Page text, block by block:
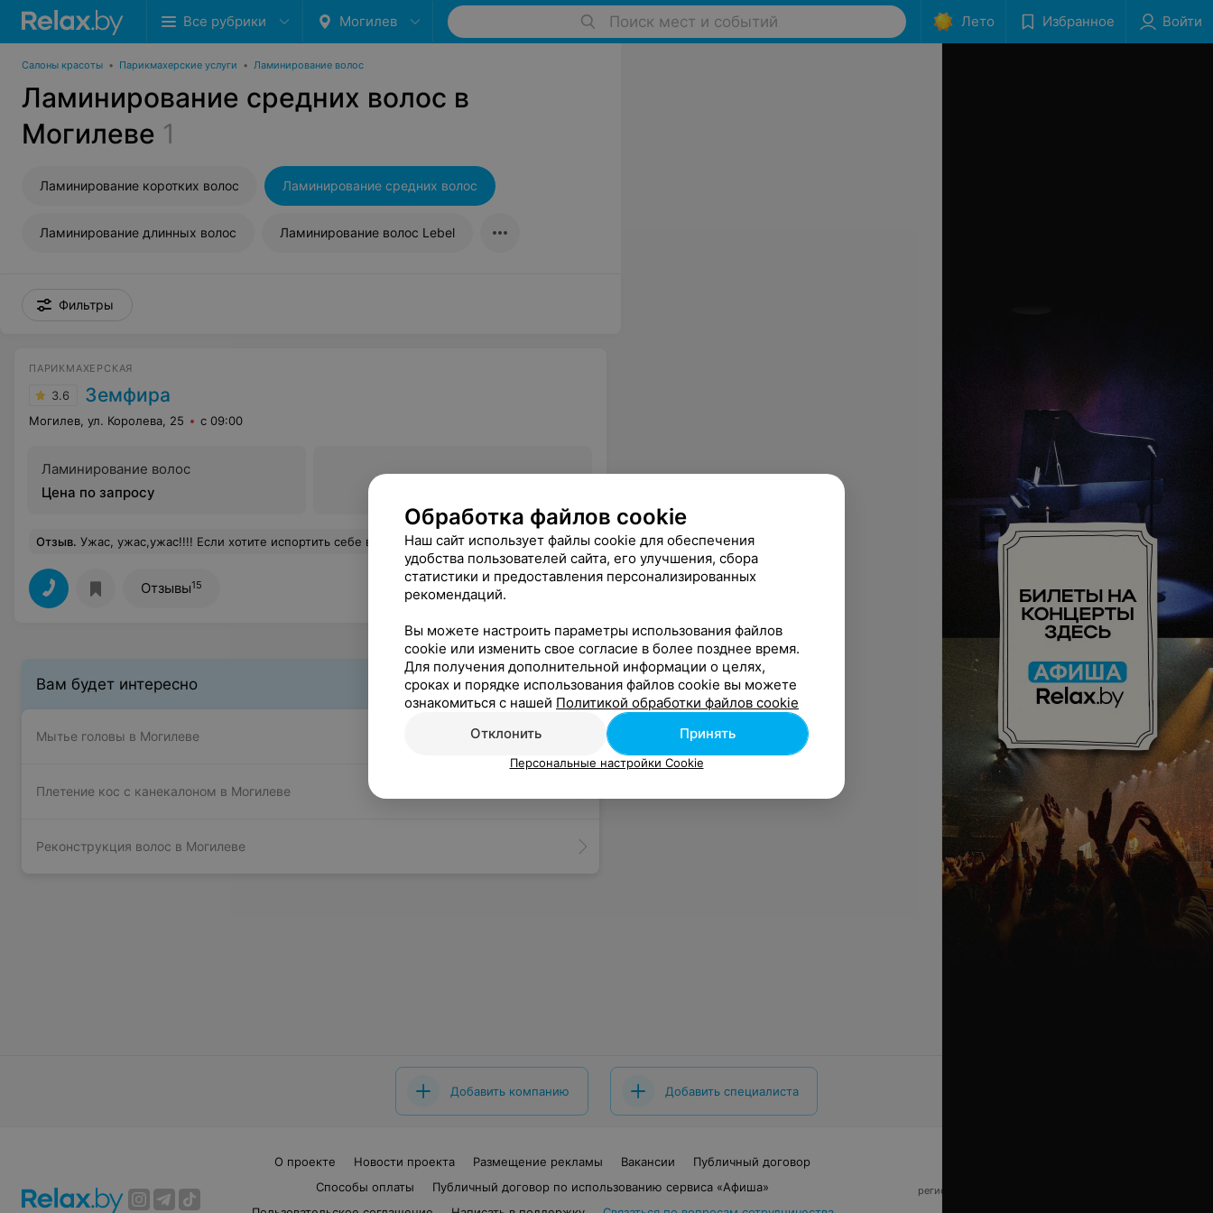
Все рубрики Могилев Поиск мест и событий Лето Избранное Войти
Салоны красоты • Парикмахерские услуги • Ламинирование волос
Ламинирование средних волос в
Могилеве 1
Ламинирование коротких волос Ламинирование средних волос
Ламинирование длинных волос Ламинирование волос Lebel
Фильтры
ПАРИКМАХЕРСКАЯ
3.6 Земфира
Могилев, ул. Королева, 25 с 09:00
Ламинирование волос
Цена по запросу
Все цены
Отзыв. Ужас, ужас,ужас!!!! Если хотите испортить себе волосы и год исправлять, то идите к мастеру Анне. Девушка совершенно не умеет стричь. Год растила волосы, чтобы Анна мне за пять минут все испортила. Отдать почти 30 р. за то, чтобы ходить с хвостом..... Жуть!!!!!!! Еще
Отзывы15
Вам будет интересно
Мытье головы в Могилеве
Плетение кос с канекалоном в Могилеве
Реконструкция волос в Могилеве
Добавить компанию Добавить специалиста
О проекте Новости проекта Размещение рекламы Вакансии
Публичный договор
Способы оплаты
Публичный договор по использованию сервиса «Афиша»
регистрирующий орган - Минский горисполком
Обработка файлов cookie
Наш сайт использует файлы cookie для обеспечения
удобства пользователей сайта, его улучшения, сбора
статистики и предоставления персонализированных
рекомендаций.
Вы можете настроить параметры использования файлов
cookie или изменить свое согласие в более позднее время.
Для получения дополнительной информации о целях,
сроках и порядке использования файлов cookie вы можете
ознакомиться с нашей Политикой обработки файлов cookie
Отклонить
Принять
Персональные настройки Cookie